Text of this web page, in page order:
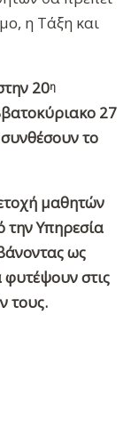
η Τάξη και
20η
27
το
μαθητών
την Υπηρεσία
ως
στις
τους.